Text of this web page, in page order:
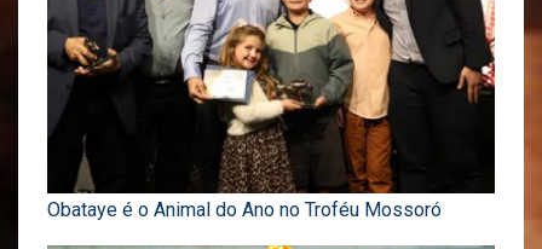
Obataye é o Animal do Ano no Troféu Mossoró